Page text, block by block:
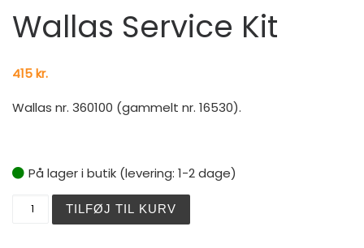
Wallas Service Kit
415kr.
Wallas nr. 360100 (gammelt nr. 16530).
På lager i butik (levering: 1-2 dage)
TILFØJ TIL KURV